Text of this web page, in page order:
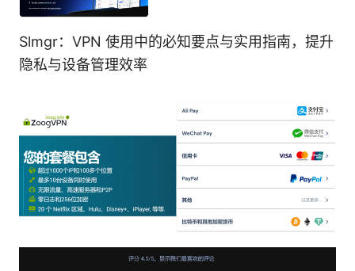
Slmgr：VPN 使用中的必知要点与实用指南，提升
隐私与设备管理效率